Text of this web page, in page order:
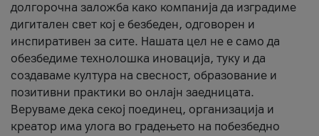
долгорочна заложба како компанија да изградиме
дигитален свет кој е безбеден, одговорен и
инспиративен за сите. Нашата цел не е само да
обезбедиме технолошка иновација, туку и да
создаваме култура на свесност, образование и
позитивни практики во онлајн заедницата.
Веруваме дека секој поединец, организација и
креатор има улога во градењето на побезбедно